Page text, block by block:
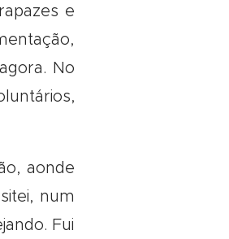
e
No
aonde
num
Fui